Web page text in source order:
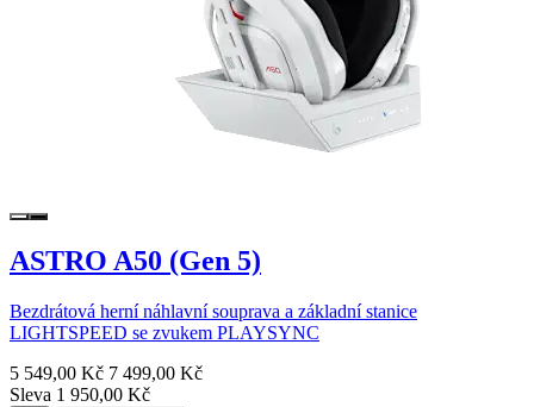
ASTRO A50 (Gen 5)
Bezdrátová herní náhlavní souprava a základní stanice
LIGHTSPEED se zvukem PLAYSYNC
5 549,00 Kč 7 499,00 Kč
Sleva 1 950,00 Kč